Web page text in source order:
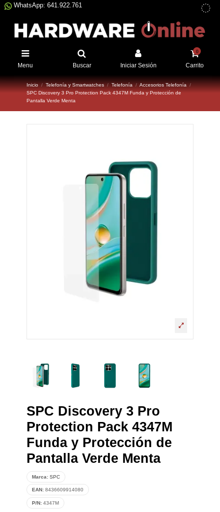
WhatsApp: 641.922.761
Menu Buscar Iniciar Sesión
0
Carrito
Inicio Telefonía y Smartwatches Telefonía
Accesorios Telefonía
SPC Discovery 3 Pro Protection Pack 4347M Funda y Protección de
Pantalla Verde Menta
SPC Discovery 3 Pro
Protection Pack 4347M
Funda y Protección de
Pantalla Verde Menta
Marca: SPC
EAN: 8436609914080
P/N: 4347M